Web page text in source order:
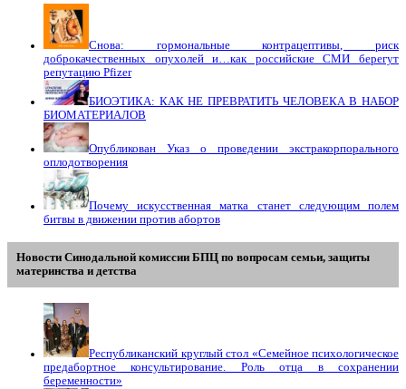
Снова: гормональные контрацептивы, риск
доброкачественных опухолей и…как российские СМИ берегут
репутацию Pfizer
БИОЭТИКА: КАК НЕ ПРЕВРАТИТЬ ЧЕЛОВЕКА В НАБОР
БИОМАТЕРИАЛОВ
Опубликован Указ о проведении экстракорпорального
оплодотворения
Почему искусственная матка станет следующим полем
битвы в движении против абортов
Новости Синодальной комиссии БПЦ по вопросам семьи, защиты
материнства и детства
Республиканский круглый стол «Семейное психологическое
предабортное консультирование. Роль отца в сохранении
беременности»